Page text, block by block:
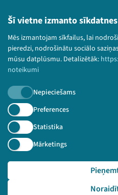
Šī vietne izmanto sīkdatnes
Mēs izmantojam sīkfailus, lai
pieredzi, nodrošinātu sociālo
mūsu datplūsmu. Detalizētāk:
noteikumi
Nepieciešams
Preferences
Statistika
Mārketings
Lietošanas noteikumi un
Bērnu aizsardzības politika
© 2026 Sarunu festivāls
paturētas.
Piesakies
Nepalaid garām aktuālāko
Pieteikties